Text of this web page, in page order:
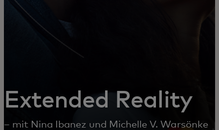
Extended Reality
– mit Nina Ibanez und Michelle V. Warsönke